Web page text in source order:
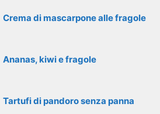
Crema di mascarpone alle fragole
Ananas, kiwi e fragole
Tartufi di pandoro senza panna